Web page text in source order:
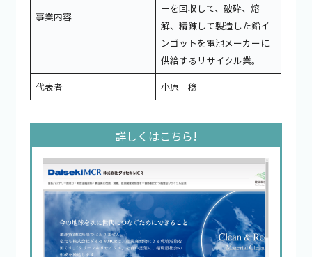
事業内容
ーを回収して、破砕、熔
解、精錬して製造した鉛イ
ンゴットを電池メーカーに
供給するリサイクル業。
代表者
小原 稔